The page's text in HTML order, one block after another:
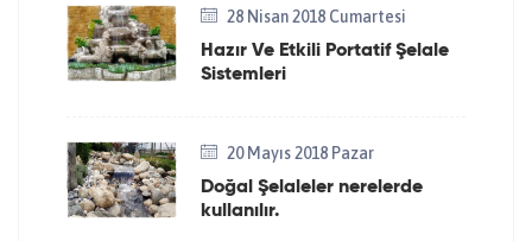
28 Nisan 2018 Cumartesi
Hazır Ve Etkili Portatif Şelale
Sistemleri
20 Mayıs 2018 Pazar
Doğal Şelaleler nerelerde
kullanılır.